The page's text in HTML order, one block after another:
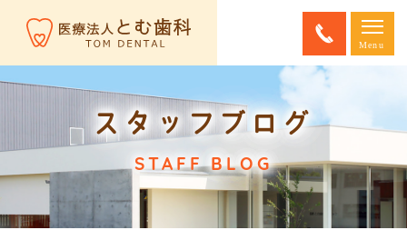
スタッフブログ
STAFF BLOG